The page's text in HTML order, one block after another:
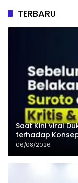
TERBARU
Saat Kini Viral
terhadap
06/08/2026